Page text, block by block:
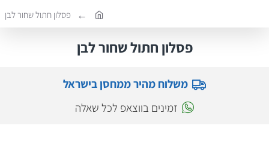
פסלון חתול שחור לבן
פסלון חתול שחור לבן
משלוח מהיר ממחסן בישראל
זמינים בווצאפ לכל שאלה